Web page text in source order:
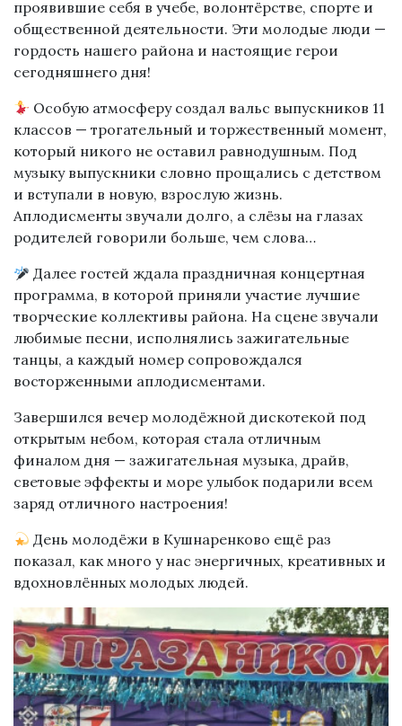
проявившие себя в учебе, волонтёрстве, спорте и
общественной деятельности. Эти молодые люди —
гордость нашего района и настоящие герои
сегодняшнего дня!
Особую атмосферу создал вальс выпускников 11
классов — трогательный и торжественный момент,
который никого не оставил равнодушным. Под
музыку выпускники словно прощались с детством
и вступали в новую, взрослую жизнь.
Аплодисменты звучали долго, а слёзы на глазах
родителей говорили больше, чем слова…
Далее гостей ждала праздничная концертная
программа, в которой приняли участие лучшие
творческие коллективы района. На сцене звучали
любимые песни, исполнялись зажигательные
танцы, а каждый номер сопровождался
восторженными аплодисментами.
Завершился вечер молодёжной дискотекой под
открытым небом, которая стала отличным
финалом дня — зажигательная музыка, драйв,
световые эффекты и море улыбок подарили всем
заряд отличного настроения!
День молодёжи в Кушнаренково ещё раз
показал, как много у нас энергичных, креативных и
вдохновлённых молодых людей.